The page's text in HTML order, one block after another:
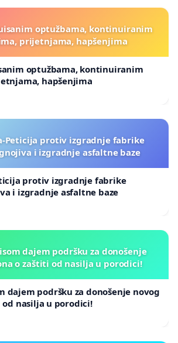
optužbama, kontinuiranim
prijetnjama, hapšenjima
optužbama, kontinuiranim
hapšenjima
Peticija protiv izgradnje fabrike
i izgradnje asfaltne baze
protiv izgradnje fabrike
i izgradnje asfaltne baze
dajem podršku za donošenje
o zaštiti od nasilja u porodici!
dajem podršku za donošenje novog
od nasilja u porodici!